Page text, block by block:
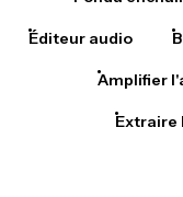
Éditeur audio
Amplifier
Extraire